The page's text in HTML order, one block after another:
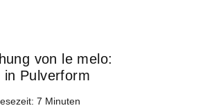
von le melo:
in Pulverform
7 Minuten